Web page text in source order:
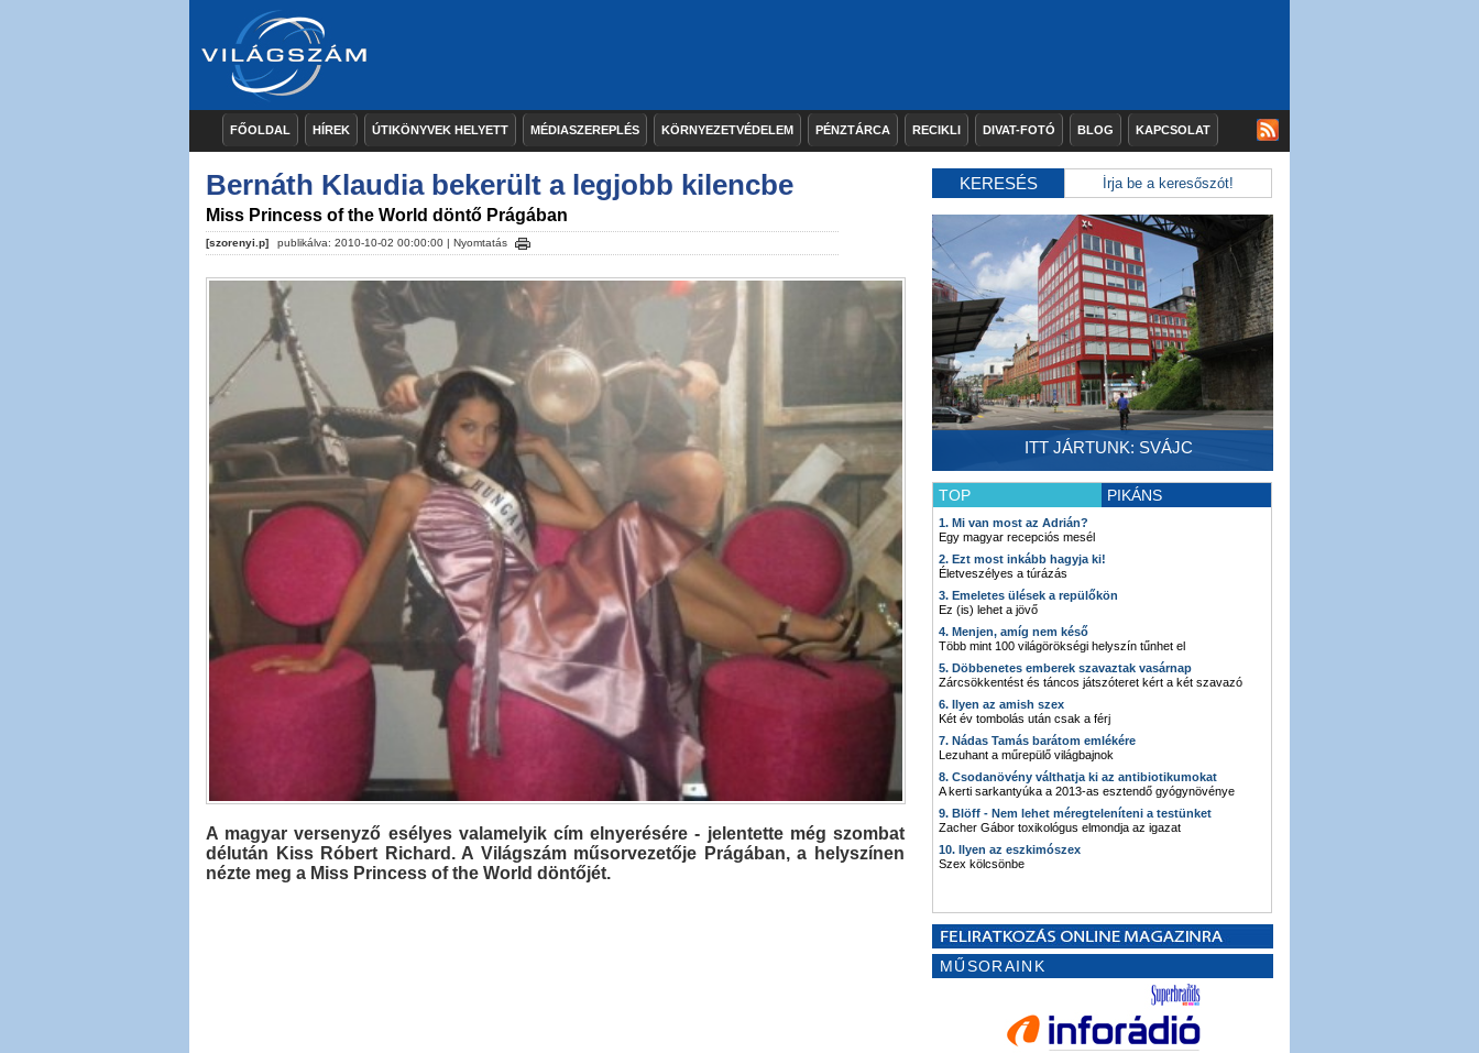
FŐOLDAL HÍREK ÚTIKÖNYVEK HELYETT MÉDIASZEREPLÉS KÖRNYEZETVÉDELEM PÉNZTÁRCA RECIKLI DIVAT-FOTÓ BLOG KAPCSOLAT
Bernáth Klaudia bekerült a legjobb kilencbe
Miss Princess of the World döntő Prágában
[szorenyi.p] publikálva: 2010-10-02 00:00:00 | Nyomtatás
A magyar versenyző esélyes valamelyik cím elnyerésére - jelentette még szombat
délután Kiss Róbert Richard. A Világszám műsorvezetője Prágában, a helyszínen
nézte meg a Miss Princess of the World döntőjét.
KERESÉS
ITT JÁRTUNK: SVÁJC
TOP PIKÁNS
1. Mi van most az Adrián?
Egy magyar recepciós mesél
2. Ezt most inkább hagyja ki!
Életveszélyes a túrázás
3. Emeletes ülések a repülőkön
Ez (is) lehet a jövő
4. Menjen, amíg nem késő
Több mint 100 világörökségi helyszín tűnhet el
5. Döbbenetes emberek szavaztak vasárnap
Zárcsökkentést és táncos játszóteret kért a két szavazó
6. Ilyen az amish szex
Két év tombolás után csak a férj
7. Nádas Tamás barátom emlékére
Lezuhant a műrepülő világbajnok
8. Csodanövény válthatja ki az antibiotikumokat
A kerti sarkantyúka a 2013-as esztendő gyógynövénye
9. Blöff - Nem lehet méregteleníteni a testünket
Zacher Gábor toxikológus elmondja az igazat
10. Ilyen az eszkimószex
Szex kölcsönbe
MŰSORAINK